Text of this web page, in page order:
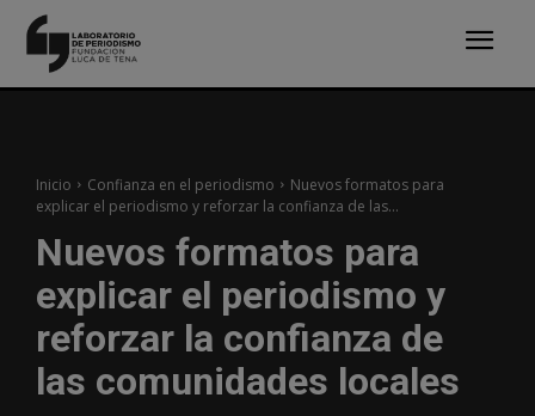
Inicio Confianza en el periodismo
Nuevos formatos para
explicar el periodismo y reforzar la confianza de las...
Nuevos formatos para
explicar el periodismo y
reforzar la confianza de
las comunidades locales